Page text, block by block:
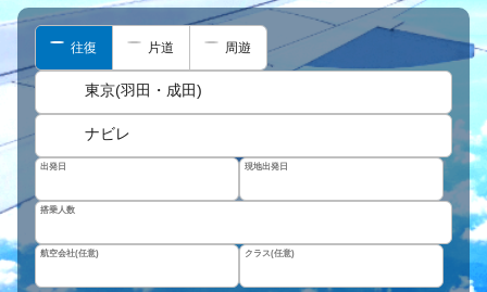
往復 片道 周遊
東京(羽田・成田)
ナビレ
出発日 現地出発日
搭乗人数
航空会社(任意) クラス(任意)